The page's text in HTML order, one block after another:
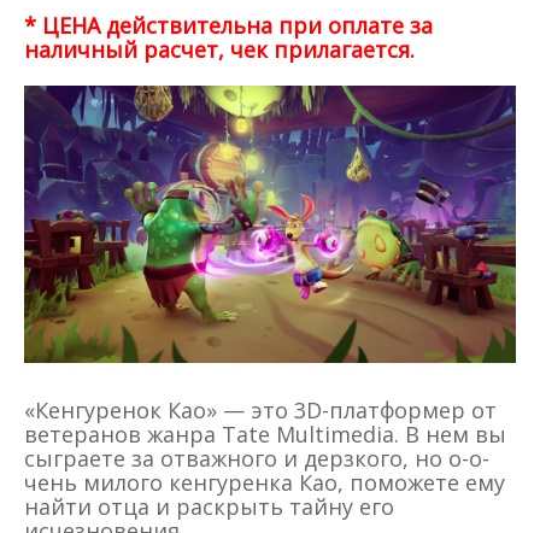
* ЦЕНА действительна при оплате за
наличный расчет, чек прилагается.
«Кенгуренок Као» — это 3D-платформер от
ветеранов жанра Tate Multimedia. В нем вы
сыграете за отважного и дерзкого, но о-о-
чень милого кенгуренка Као, поможете ему
найти отца и раскрыть тайну его